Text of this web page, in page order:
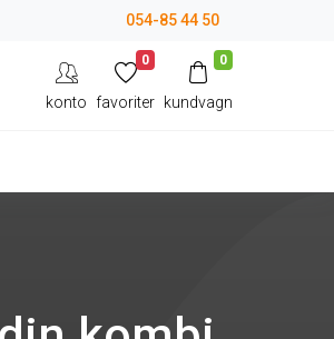
054-85 44 50
konto
0
favoriter
0
kundvagn